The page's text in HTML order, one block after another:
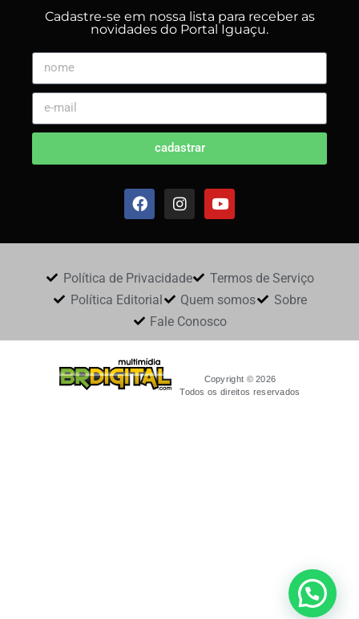
Cadastre-se em nossa lista para receber as
novidades do Portal Iguaçu.
cadastrar
Política de Privacidade
Termos de Serviço
Política Editorial
Quem somos
Sobre
Fale Conosco
Copyright © 2026
Todos os direitos reservados